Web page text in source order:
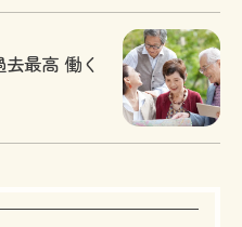
最高 働く